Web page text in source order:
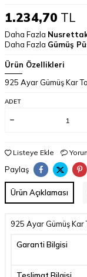
1.234,70 TL
Daha Fazla
Daha Fazla Gümüş
Ürün Özellikleri
925 Ayar Gümüş Kar
ADET
Listeye Ekle
Paylaş
Ürün Açıklaması
925 Ayar Gümüş Kar
Garanti Bilgisi